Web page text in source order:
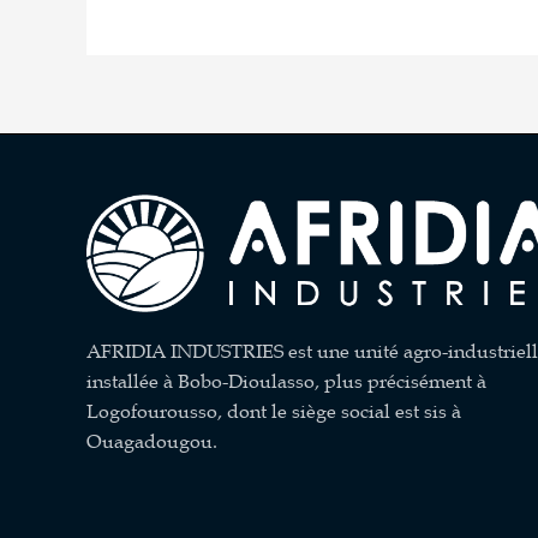
AFRIDIA INDUSTRIES est une unité agro-
installée à Bobo-Dioulasso, plus précisément à
Logofourousso, dont le siège social est sis à
Ouagadougou.